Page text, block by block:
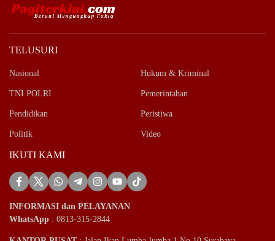
TELUSURI
Nasional Hukum & Kriminal
TNI POLRI Pemerintahan
Pendidikan Peristiwa
Politik Video
IKUTI KAMI
INFORMASI dan PELAYANAN
WhatsApp : 0813-315-2844